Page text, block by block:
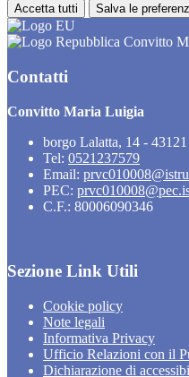
Accetta tutti Salva le
Convitto
Contatti
Convitto Maria Luigia
borgo Lalatta, 14 -
Tel: 0521237579
Email:
PEC:
C.F.: 80006090346
Sezione Link Utili
Cookie policy
Note legali
Informativa Privacy
Ufficio Relazioni con il
Dichiarazione di